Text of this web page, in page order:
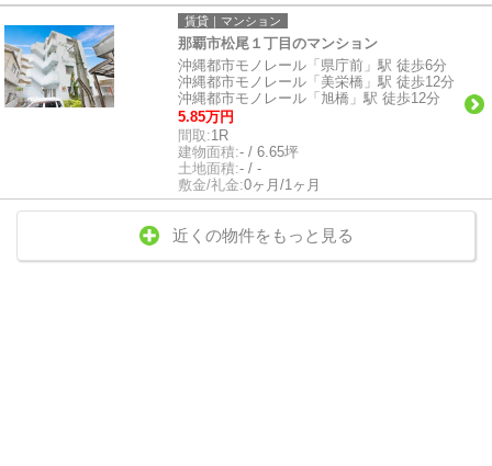
賃貸｜マンション
那覇市松尾１丁目のマンション
沖縄都市モノレール「県庁前」駅 徒歩6分
沖縄都市モノレール「美栄橋」駅 徒歩12分
沖縄都市モノレール「旭橋」駅 徒歩12分
5.85万円
間取:1R
建物面積:- / 6.65坪
土地面積:- / -
敷金/礼金:0ヶ月/1ヶ月
近くの物件をもっと見る